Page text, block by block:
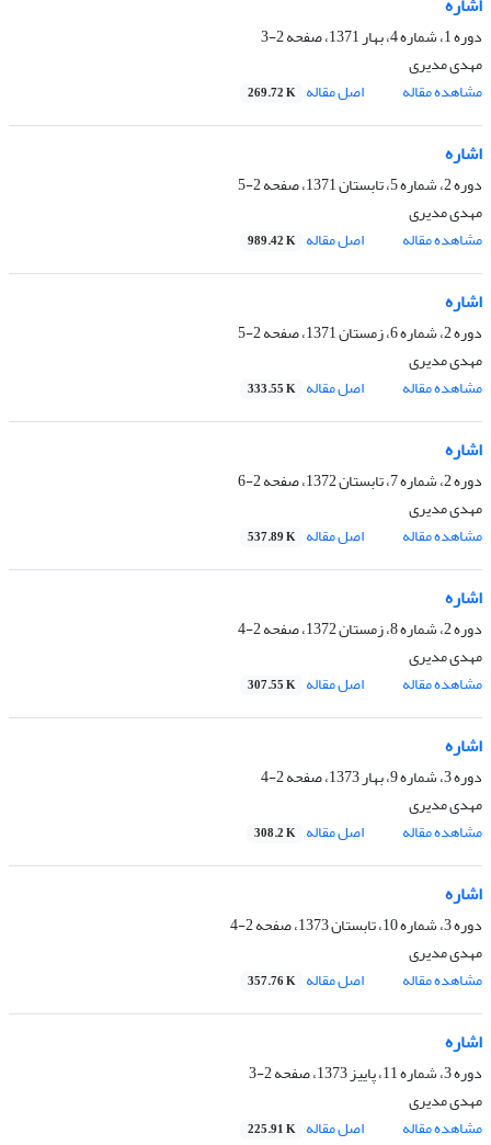
دوره 1، شماره 4، بهار 1371، صفحه
2-3
مهدی مدیری
مشاهده مقاله
اصل مقاله 269.72 K
اشاره
دوره 2، شماره 5، تابستان 1371، صفحه
2-5
مهدی مدیری
مشاهده مقاله
اصل مقاله 989.42 K
اشاره
دوره 2، شماره 6، زمستان 1371، صفحه
2-5
مهدی مدیری
مشاهده مقاله
اصل مقاله 333.55 K
اشاره
دوره 2، شماره 7، تابستان 1372، صفحه
2-6
مهدی مدیری
مشاهده مقاله
اصل مقاله 537.89 K
اشاره
دوره 2، شماره 8، زمستان 1372، صفحه
2-4
مهدی مدیری
مشاهده مقاله
اصل مقاله 307.55 K
اشاره
دوره 3، شماره 9، بهار 1373، صفحه
2-4
مهدی مدیری
مشاهده مقاله
اصل مقاله 308.2 K
اشاره
دوره 3، شماره 10، تابستان 1373، صفحه
2-4
مهدی مدیری
مشاهده مقاله
اصل مقاله 357.76 K
اشاره
دوره 3، شماره 11، پاییز 1373، صفحه
2-3
مهدی مدیری
مشاهده مقاله
اصل مقاله 225.91 K